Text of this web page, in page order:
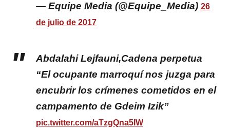
— Equipe Media (@Equipe_Media) 26
de julio de 2017
Abdalahi Lejfauni,Cadena perpetua
“El ocupante marroquí nos juzga para
encubrir los crímenes cometidos en el
campamento de Gdeim Izik”
pic.twitter.com/aTzgQna5IW